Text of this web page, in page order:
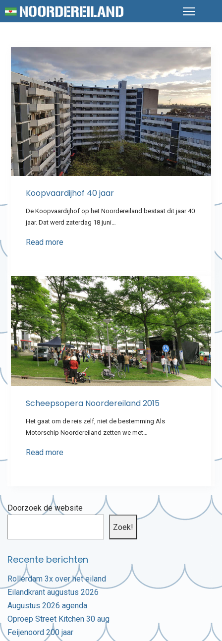
Koopvaardijhof 40 jaar
De Koopvaardijhof op het Noordereiland bestaat dit jaar 40
jaar. Dat werd zaterdag 18 juni…
Read more
Scheepsopera Noordereiland 2015
Het gaat om de reis zelf, niet de bestemming Als
Motorschip Noordereiland zetten we met…
Read more
Doorzoek de website
Zoek!
Recente berichten
Rollerdam 3x over het eiland
Eilandkrant augustus 2026
Augustus 2026 agenda
Oproep Street Kitchen 30 aug
Feijenoord 200 jaar